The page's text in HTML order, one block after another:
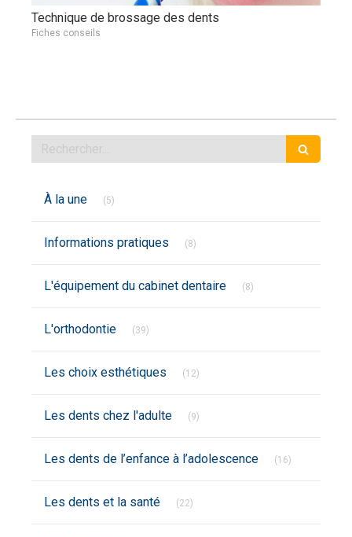
Technique de brossage des dents
Fiches conseils
À la une (5)
Informations pratiques (8)
L'équipement du cabinet dentaire (8)
L'orthodontie (39)
Les choix esthétiques (12)
Les dents chez l'adulte (9)
Les dents de l’enfance à l’adolescence (16)
Les dents et la santé (22)